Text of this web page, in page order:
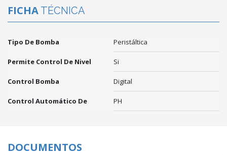
FICHA TÉCNICA
Tipo De Bomba Peristáltica
Permite Control De Nivel Si
Control Bomba Digital
Control Automático De PH
DOCUMENTOS